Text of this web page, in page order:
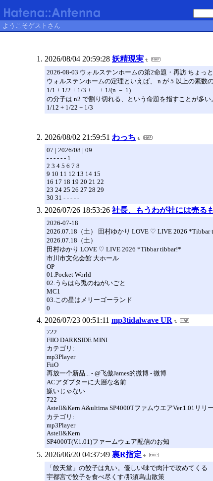
ようこそゲストさん
2026/08/04 20:59:28 妖精現実
2026-08-03 ウォルステンホームの第2命題・再訪 ちょっ
ウォルステンホームの定理といえば、 n が 5 以上の素数
1/1 + 1/2 + 1/3 + ··· + 1/(n － 1)
の分子は n2 で割り切れる、という命題を指すことが多
1/12 + 1/22 + 1/3
2026/08/02 21:59:51 わっち
07 | 2026/08 | 09
- - - - - - 1
2 3 4 5 6 7 8
9 10 11 12 13 14 15
16 17 18 19 20 21 22
23 24 25 26 27 28 29
30 31 - - - - -
2026/07/26 18:53:26 社長、もうわが社には売る
2026-07-18
2026.07.18（土） 田村ゆかり LOVE ♡ LIVE 2026
2026.07.18（土）
田村ゆかり LOVE ♡ LIVE 2026 *Tibbar tibbar!*
市川市文化会館 大ホール
OP
01.Pocket World
02.うらはら兎のねがいごと
MC1
03.この星はメリーゴーランド
0
2026/07/23 00:51:11 mp3tidalwave UR
722
FIIO DARKSIDE MINI
カテゴリ:
mp3Player
FiiO
再放一个新品... - @飞傲James的微博 - 微博
ACアダプターに大層な名前
嫌いじゃない
722
Astell&Kern A&ultima SP4000TファムウエアVer.1.01リリ
カテゴリ:
mp3Player
Astell&Kern
SP4000T(V.1.01)ファームウェア配信のお知
2026/06/20 04:37:49 裏R指定
「餃天堂」の餃子は丸い。優しい味で肉汁で攻めてくる
宇都宮で餃子を食べ尽くす/那須烏山散策